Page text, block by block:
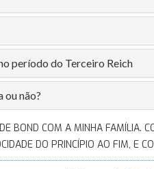
período do Terceiro Reich
ou não?
BOND COM A MINHA FAMÍLIA.
DO PRINCÍPIO AO FIM, E